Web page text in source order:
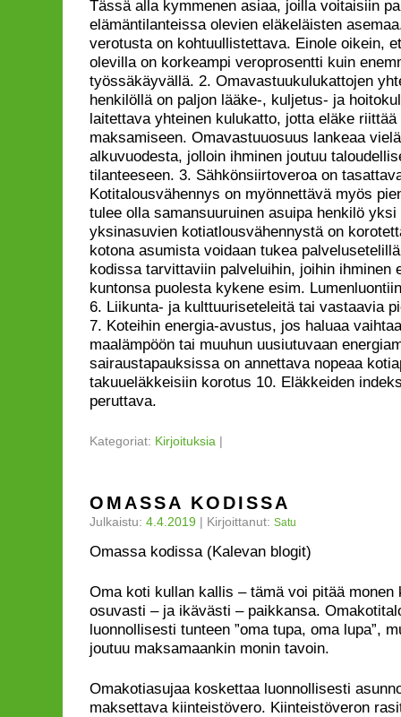
Tässä alla kymmenen asiaa, joilla voitaisiin
elämäntilanteissa olevien eläkeläisten
verotusta on kohtuullistettava. Einole oikein,
olevilla on korkeampi veroprosentti kuin
työssäkäyvällä. 2. Omavastuukulukattojen
henkilöllä on paljon lääke-, kuljetus- ja
laitettava yhteinen kulukatto, jotta eläke
maksamiseen. Omavastuuosuus lankeaa
alkuvuodesta, jolloin ihminen joutuu
tilanteeseen. 3. Sähkönsiirtoveroa on
Kotitalousvähennys on myönnettävä myös
tulee olla samansuuruinen asuipa henkilö
yksinasuvien kotiatlousvähennystä on
kotona asumista voidaan tukea
kodissa tarvittaviin palveluihin, joihin ihminen
kuntonsa puolesta kykene esim.
6. Liikunta- ja kulttuuriseteleitä tai vastaavia
7. Koteihin energia-avustus, jos haluaa
maalämpöön tai muuhun uusiutuvaan
sairaustapauksissa on annettava nopeaa
takuueläkkeisiin korotus 10. Eläkkeiden
peruttava.
Kategoriat: Kirjoituksia |
OMASSA KODISSA
Julkaistu: 4.4.2019 | Kirjoittanut: Satu
Omassa kodissa (Kalevan blogit)
Oma koti kullan kallis – tämä voi pitää monen
osuvasti – ja ikävästi – paikkansa.
luonnollisesti tunteen ”oma tupa, oma lupa”,
joutuu maksamaankin monin tavoin.
Omakotiasujaa koskettaa luonnollisesti
maksettava kiinteistövero. Kiinteistöveron